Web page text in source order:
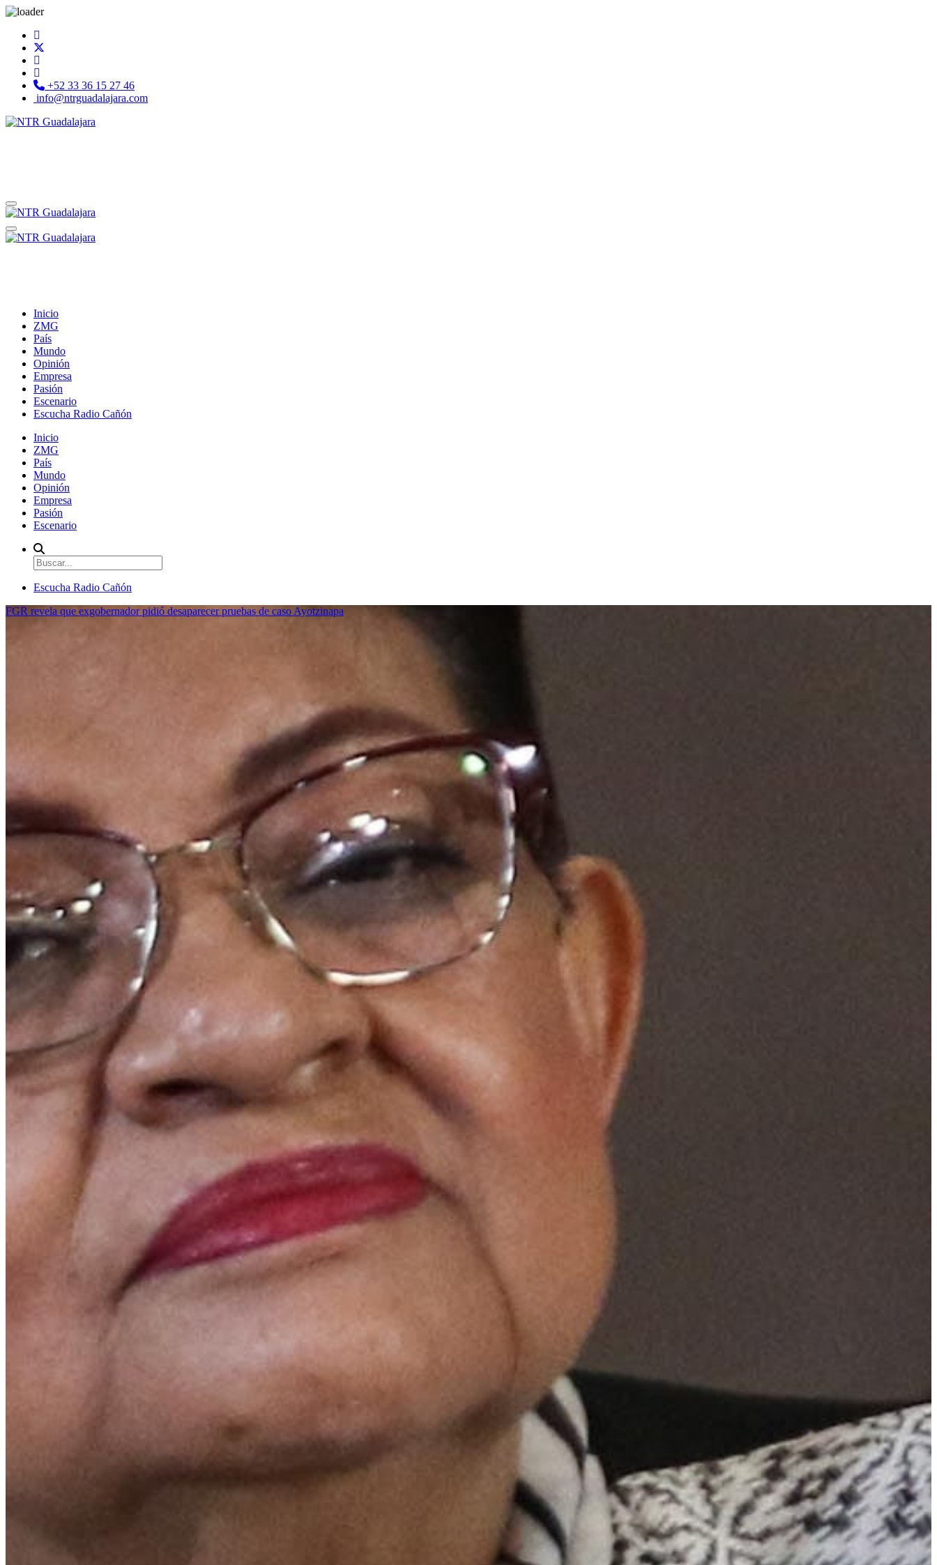
+52 33 36 15 27 46
info@ntrguadalajara.com
Inicio
ZMG
País
Mundo
Opinión
Empresa
Pasión
Escenario
Escucha Radio Cañón
Inicio
ZMG
País
Mundo
Opinión
Empresa
Pasión
Escenario
Escucha Radio Cañón
FGR revela que exgobernador pidió desaparecer pruebas de caso Ayotzinapa